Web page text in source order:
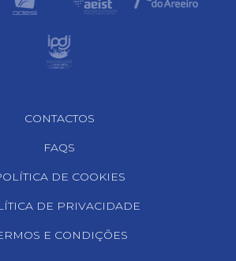
CONTACTOS
FAQS
DE COOKIES
DE PRIVACIDADE
E CONDIÇÕES